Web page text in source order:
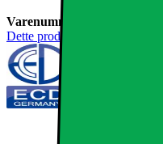
Varenummer:
Dette produkt er endnu ikke